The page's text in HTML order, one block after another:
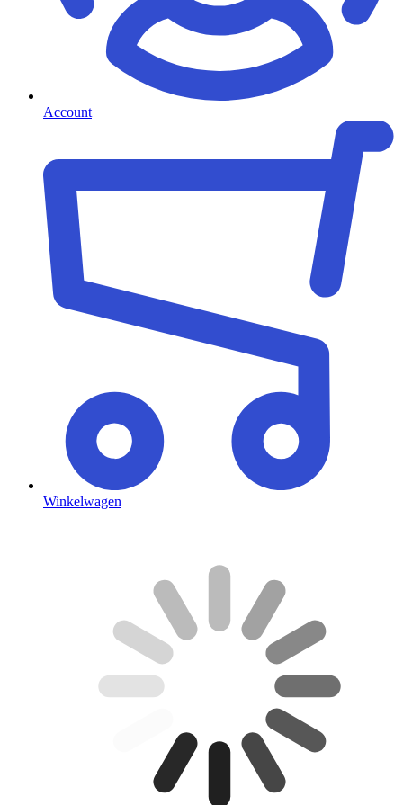
Account
Winkelwagen